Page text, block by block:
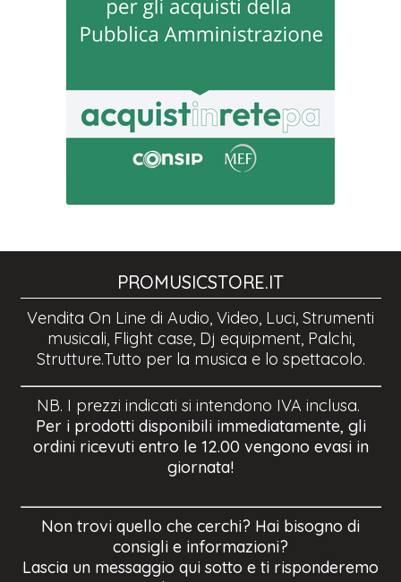
PROMUSICSTORE.IT
Vendita On Line di Audio, Video, Luci, Strumenti
musicali, Flight case, Dj equipment, Palchi,
Strutture.Tutto per la musica e lo spettacolo.
NB. I prezzi indicati si intendono IVA inclusa.
Per i prodotti disponibili immediatamente, gli
ordini ricevuti entro le 12.00 vengono evasi in
giornata!
Non trovi quello che cerchi? Hai bisogno di
consigli e informazioni?
Lascia un messaggio qui sotto e ti risponderemo